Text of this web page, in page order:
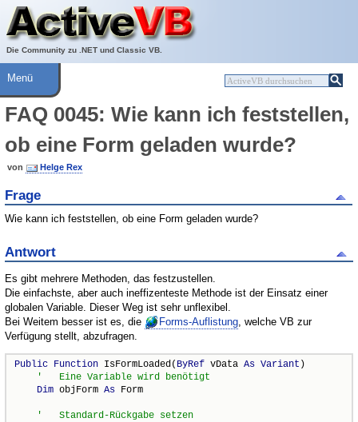
Die Community zu .NET und Classic VB.
Über ActiveVB
Hilfe
Menü
FAQ 0045: Wie kann ich feststellen,
ob eine Form geladen wurde?
von Helge Rex
Frage
Wie kann ich feststellen, ob eine Form geladen wurde?
Antwort
Es gibt mehrere Methoden, das festzustellen.
Die einfachste, aber auch ineffizenteste Methode ist der Einsatz einer
globalen Variable. Dieser Weg ist sehr unflexibel.
Bei Weitem besser ist es, die
Forms-Auflistung, welche VB zur
Verfügung stellt, abzufragen.
Public Function IsFormLoaded( ByRef vData As Variant )
Dim objForm As Form